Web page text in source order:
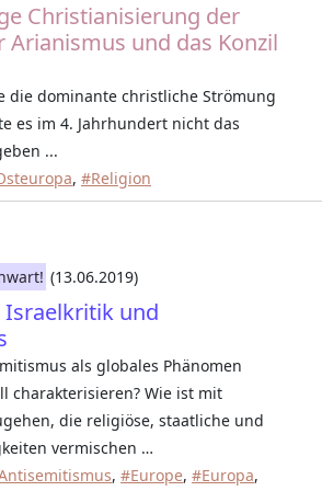
Christianisierung der
Arianismus und das Konzil
die dominante christliche Strömung
es im 4. Jahrhundert nicht das
...
, #Religion
(13.06.2019)
Israelkritik und
als globales Phänomen
charakterisieren? Wie ist mit
die religiöse, staatliche und
vermischen …
, #Europe, #Europa,